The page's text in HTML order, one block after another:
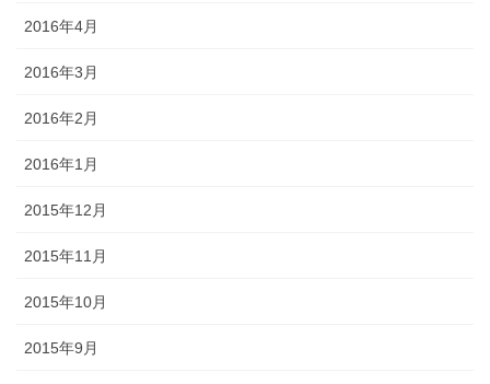
2016年4月
2016年3月
2016年2月
2016年1月
2015年12月
2015年11月
2015年10月
2015年9月